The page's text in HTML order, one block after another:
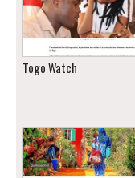
Togo Watch